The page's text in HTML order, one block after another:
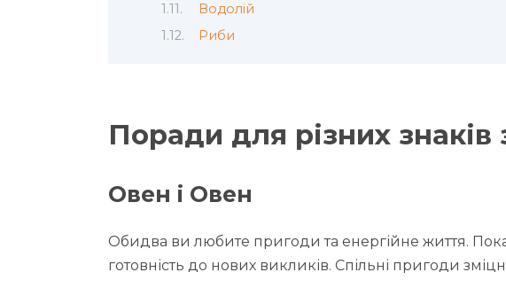
Водолій
Риби
Поради для різних знаків
Овен і Овен
Обидва ви любите пригоди та енергійне життя.
готовність до нових викликів. Спільні пригоди